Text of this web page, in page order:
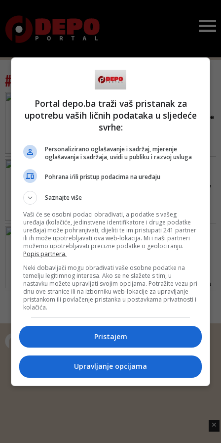
#tag: jadranka grupa
PLATA OSTAJE
Posao na Jadranu, traži se
grupe? Pogledajte popis
otvorenih natječaja...
PLAĆE IZNAD PROSJEKA
Traže se konobari, kuhari,
novčana primanja koja su iznad
prosjeka Republike Hrvatske,
nude se i osiguran smještaj i
prehrana te daju stimulacije na
FOTO/ PRILIKA ZA POSAO,
SAZNAJTE NA VRIJEME
Radnici iz BiH produžuju
p...
Jadranka grupa s Lošinja, jedna
od vodećih hotelijersko-
trgovačkih društava u Hrvatskoj -
Copyright © 2014 Depo Portal
Kontakt Marketing
Privatnost korisnika
O nama
✕
Portal depo.ba traži vaš pristanak za
upotrebu vaših ličnih podataka u sljedeće
svrhe:
Personalizirano oglašavanje i sadržaj, mjerenje
oglašavanja i sadržaja, uvidi u publiku i razvoj usluga
Pohrana i/ili pristup podacima na uređaju
Saznajte više
Vaši će se osobni podaci obrađivati, a podatke s vašeg
uređaja (kolačiće, jedinstvene identifikatore i druge podatke
uređaja) može pohranjivati, dijeliti te im pristupati 241 partner
ili ih može upotrebljavati ova web-lokacija. Mi i naši partneri
možemo upotrebljavati precizne podatke o geolociranju.
Popis partnera.
Neki dobavljači mogu obrađivati vaše osobne podatke na
temelju legitimnog interesa. Ako se ne slažete s tim, u
nastavku možete upravljati svojim opcijama. Potražite vezu pri
dnu ove stranice ili na izborniku web-lokacije za upravljanje
pristankom ili povlačenje pristanka u postavkama privatnosti i
kolačića.
Pristajem
Upravljanje opcijama